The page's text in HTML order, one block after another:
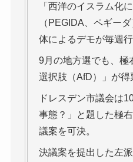
「西洋のイスラム化
（PEGIDA、ペギー
体によるデモが毎週行
9月の地方選でも、極
選択肢（AfD）」が得
ドレスデン市議会は
事態？」と題した極
議案を可決。
決議案を提出した左